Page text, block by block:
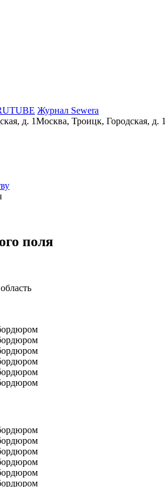
Журнал Sewera
Москва, Троицк, Городская, д. 1
поля